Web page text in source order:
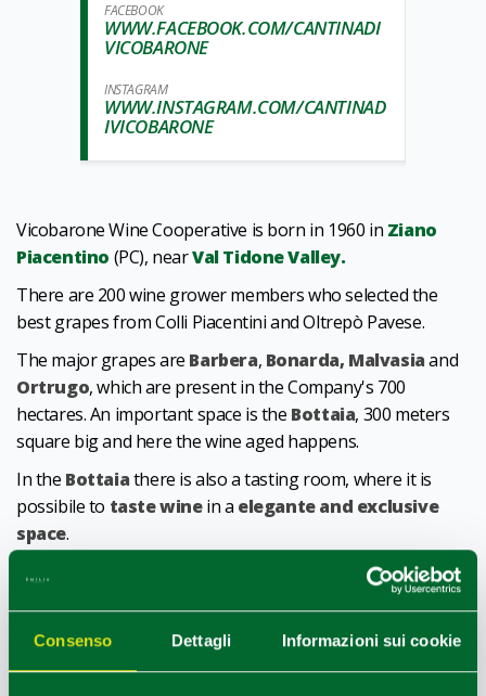
Consenso Dettagli Informazioni sui cookie
FACEBOOK
WWW.FACEBOOK.COM/CANTINADI
VICOBARONE
INSTAGRAM
WWW.INSTAGRAM.COM/CANTINAD
IVICOBARONE
Vicobarone Wine Cooperative is born in 1960 in Ziano
Piacentino (PC), nearVal Tidone Valley.
There are 200 wine grower members who selected the
best grapes from Colli Piacentini and Oltrepò Pavese.
The major grapes are Barbera, Bonarda, Malvasiaand
Ortrugo, which are present in the Company's 700
hectares. An important space is the Bottaia, 300 meters
square big and here the wine aged happens.
In the Bottaiathere is also a tasting room, where it is
possibile to taste winein a elegante and exclusive
space.
There are also
: one close to the company and